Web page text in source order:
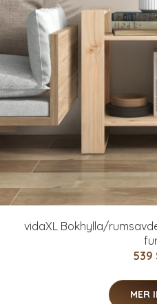
vidaXL Bokhylla/
539
MER